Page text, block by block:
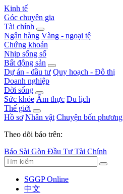
Kinh tế
Góc chuyên gia
Tài chính
Ngân hàng Vàng - ngoại tệ
Chứng khoán
Nhịp sống số
Bất động sản
Dự án - đầu tư Quy hoạch - Đô thị
Doanh nghiệp
Đời sống
Sức khỏe Ẩm thực Du lịch
Thế giới
Hồ sơ Nhân vật Chuyện bốn phương
Theo dõi báo trên:
Báo Sài Gòn Đầu Tư Tài Chính
SGGP Online
中文